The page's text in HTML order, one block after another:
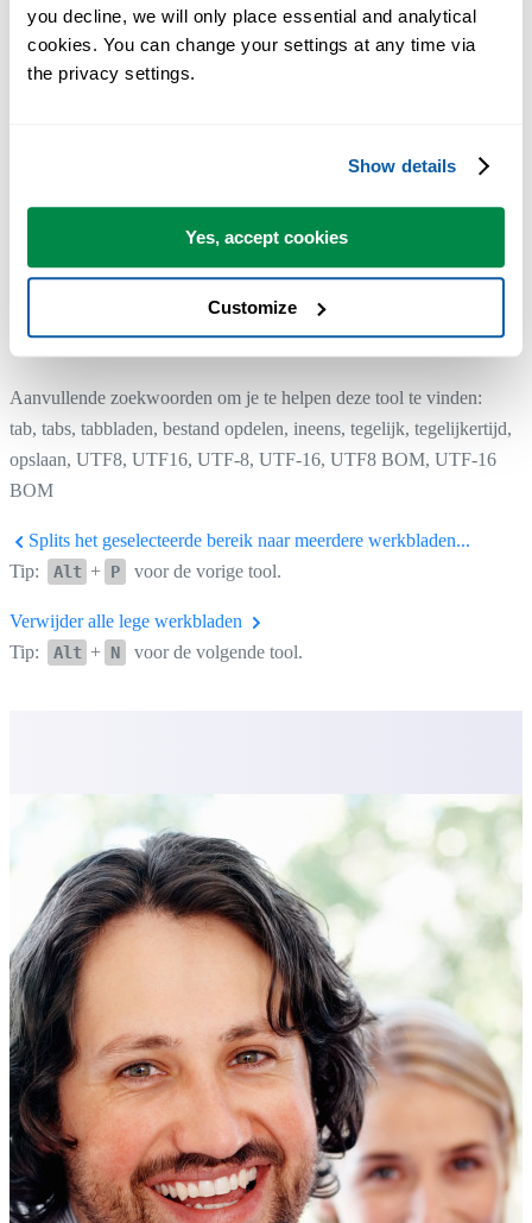
you decline, we will only place essential and analytical
cookies. You can change your settings at any time via
the privacy settings.
Show details
Yes, accept cookies
Customize
Aanvullende zoekwoorden om je te helpen deze tool te vinden:
tab, tabs, tabbladen, bestand opdelen, ineens, tegelijk, tegelijkertijd,
opslaan, UTF8, UTF16, UTF-8, UTF-16, UTF8 BOM, UTF-16
BOM
Splits het geselecteerde bereik naar meerdere werkbladen...
Tip:
Alt + P voor de vorige tool.
Verwijder alle lege werkbladen
Tip:
Alt + N voor de volgende tool.